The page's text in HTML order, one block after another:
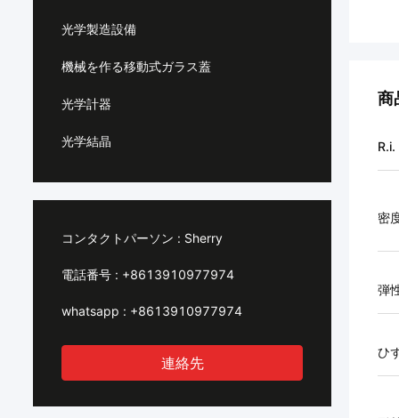
光学製造設備
機械を作る移動式ガラス蓋
光学計器
光学結晶
コンタクトパーソン : Sherry
電話番号 : +8613910977974
whatsapp : +8613910977974
連絡先
商
R.i.
密
弾
ひ